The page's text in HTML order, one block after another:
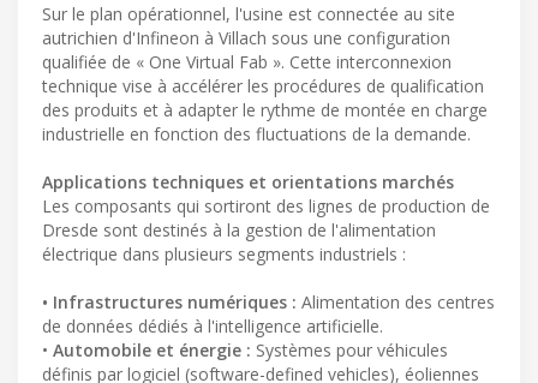
Sur le plan opérationnel, l'usine est connectée au site
autrichien d'Infineon à Villach sous une configuration
qualifiée de « One Virtual Fab ». Cette interconnexion
technique vise à accélérer les procédures de qualification
des produits et à adapter le rythme de montée en charge
industrielle en fonction des fluctuations de la demande.
Applications techniques et orientations marchés
Les composants qui sortiront des lignes de production de
Dresde sont destinés à la gestion de l'alimentation
électrique dans plusieurs segments industriels :
• Infrastructures numériques : Alimentation des centres
de données dédiés à l'intelligence artificielle.
• Automobile et énergie : Systèmes pour véhicules
définis par logiciel (software-defined vehicles), éoliennes